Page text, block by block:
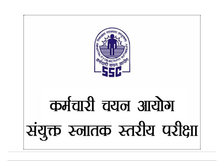
SSC CGL Tier-1 PDF NOTES
SSC CGL (Tier-1) हिन्दी PDF Notes
SSC CGL Tier-2 Notes
SSC Junior Engineer Notes
EBOOKS